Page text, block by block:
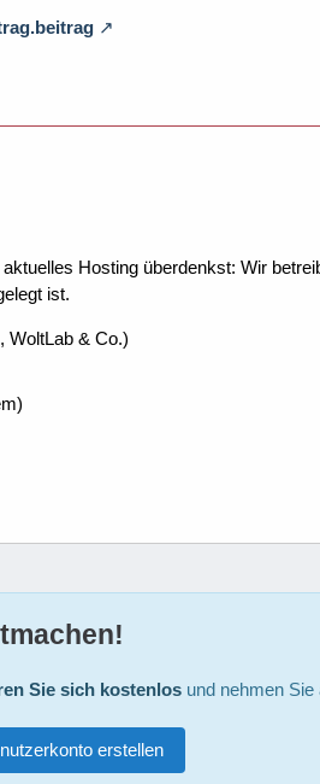
Hosting überdenkst: Wir
ist.
WoltLab & Co.)
Sie sich kostenlosund nehmen Sie
erstellen